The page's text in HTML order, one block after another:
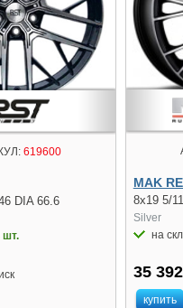
619600
DIA 66.6
шт.
MAK
8x19 5/
Silver
на
35 392
купить